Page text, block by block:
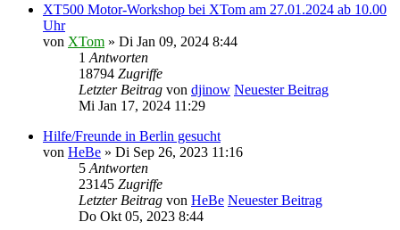
XT500 Motor-Workshop bei XTom am 27.01.2024 ab 10.00
Uhr
von XTom » Di Jan 09, 2024 8:44
1 Antworten
18794 Zugriffe
Letzter Beitrag von djinow Neuester Beitrag
Mi Jan 17, 2024 11:29
Hilfe/Freunde in Berlin gesucht
von HeBe » Di Sep 26, 2023 11:16
5 Antworten
23145 Zugriffe
Letzter Beitrag von HeBe Neuester Beitrag
Do Okt 05, 2023 8:44